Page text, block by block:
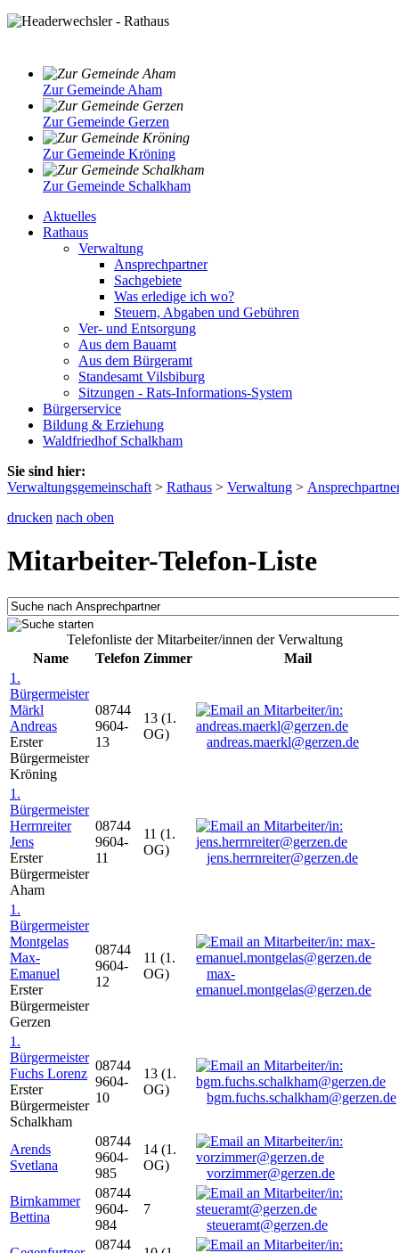
Zur Gemeinde Aham
Zur Gemeinde Gerzen
Zur Gemeinde Kröning
Zur Gemeinde Schalkham
Aktuelles
Rathaus
Verwaltung
Ansprechpartner
Sachgebiete
Was erledige ich wo?
Steuern, Abgaben und Gebühren
Ver- und Entsorgung
Aus dem Bauamt
Aus dem Bürgeramt
Standesamt Vilsbiburg
Sitzungen - Rats-Informations-System
Bürgerservice
Bildung & Erziehung
Waldfriedhof Schalkham
Sie sind hier:
Verwaltungsgemeinschaft > Rathaus > Verwaltung >
drucken nach oben
Mitarbeiter-Telefon-Liste
Telefonliste der Mitarbeiter/innen der Verwaltung
Name
Telefon Zimmer
Mail
1.
Bürgermeister
Märkl
Andreas
Erster
Bürgermeister
Kröning
08744
9604-
13
13 (1.
OG)
andreas.maerkl@gerzen.de
1.
Bürgermeister
Herrnreiter
Jens
Erster
Bürgermeister
Aham
08744
9604-
11
11 (1.
OG)
jens.herrnreiter@gerzen.de
1.
Bürgermeister
Montgelas
Max-
Emanuel
Erster
Bürgermeister
Gerzen
08744
9604-
12
11 (1.
OG)
max-
emanuel.montgelas@gerzen.de
1.
Bürgermeister
Fuchs Lorenz
Erster
Bürgermeister
Schalkham
08744
9604-
10
13 (1.
OG)
bgm.fuchs.schalkham@gerzen.de
Arends
Svetlana
08744
9604-
985
14 (1.
OG)
vorzimmer@gerzen.de
Birnkammer
Bettina
08744
9604-
984
7
steueramt@gerzen.de
08744